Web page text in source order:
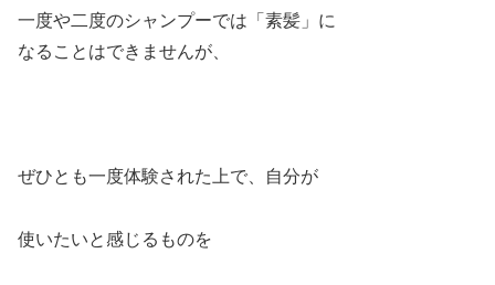
一度や二度のシャンプーでは「素髪」に
なることはできませんが、
ぜひとも一度体験された上で、自分が
使いたいと感じるものを